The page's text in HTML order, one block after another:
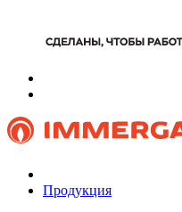
Продукция